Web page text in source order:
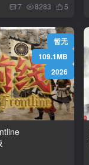
7 8283 5
暂无
109.1MB
2026